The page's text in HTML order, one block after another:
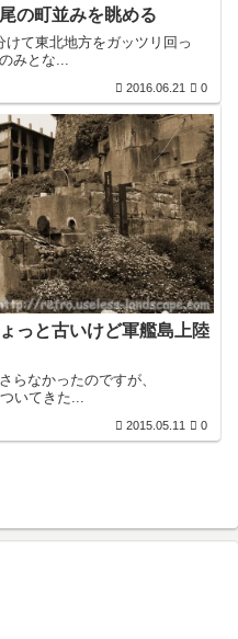
の町並みを眺める
て東北地方をガッツリ回っ
みとな...
2016.06.21 0
っと古いけど軍艦島上陸
らなかったのですが、
いてきた...
2015.05.11 0